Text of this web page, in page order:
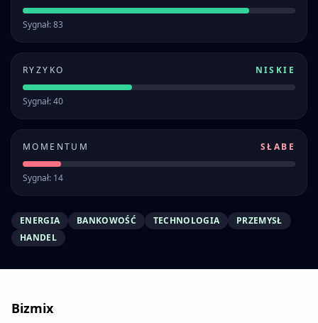
Sygnał: 83
RYZYKO NISKIE
Sygnał: 40
MOMENTUM SŁABE
Sygnał: 14
ENERGIA BANKOWOŚĆ TECHNOLOGIA
PRZEMYSŁ
HANDEL
Bizmix